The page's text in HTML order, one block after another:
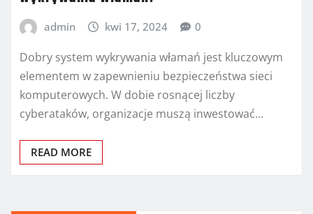
admin kwi 17, 2024 0
Dobry system wykrywania włamań jest kluczowym
elementem w zapewnieniu bezpieczeństwa sieci
komputerowych. W dobie rosnącej liczby
cyberataków, organizacje muszą inwestować…
READ MORE